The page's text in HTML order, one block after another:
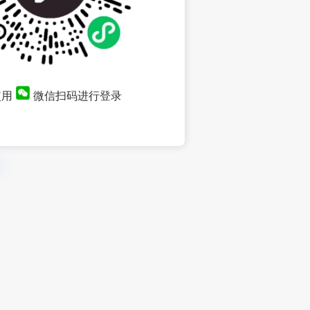
微信扫码进行登录